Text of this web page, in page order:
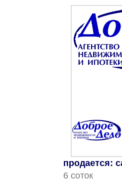
продается:
6 соток